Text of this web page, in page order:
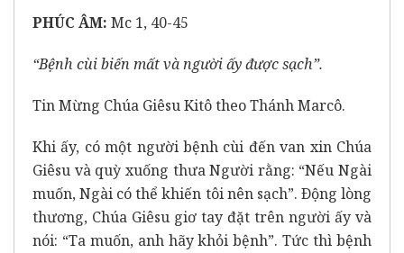
PHÚC ÂM: Mc 1, 40-45
“Bệnh cùi biến mất và người ấy được sạch”.
Tin Mừng Chúa Giêsu Kitô theo Thánh Marcô.
Khi ấy, có một người bệnh cùi đến van xin Chúa
Giêsu và quỳ xuống thưa Người rằng: “Nếu Ngài
muốn, Ngài có thể khiến tôi nên sạch”. Ðộng lòng
thương, Chúa Giêsu giơ tay đặt trên người ấy và
nói: “Ta muốn, anh hãy khỏi bệnh”. Tức thì bệnh